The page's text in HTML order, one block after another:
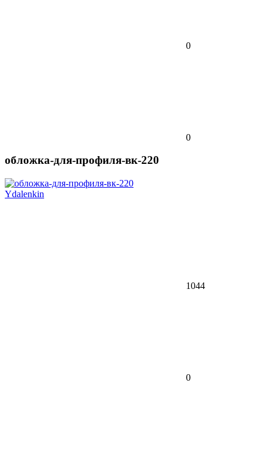
0
0
обложка-для-профиля-вк-220
Ydalenkin
1044
0